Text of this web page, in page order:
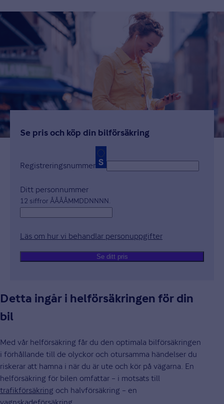
Se pris och köp din bilförsäkring
Registreringsnummer
Ditt personnummer
12 siffror ÅÅÅÅMMDDNNNN.
Läs om hur vi behandlar personuppgifter
Se ditt pris
Detta ingår i helförsäkringen för din
bil
Med vår helförsäkring får du den optimala bilförsäkringen
i förhållande till de olyckor och otursamma händelser du
riskerar att hamna i när du är ute och kör på vägarna. En
helförsäkring för bilen omfattar – i motsats till
trafikförsäkring och halvförsäkring – en